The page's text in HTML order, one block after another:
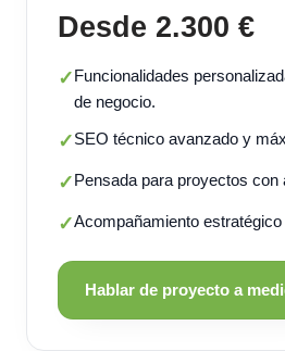
Desde 2.300 €
✓Funcionalidades
de negocio.
✓SEO técnico avanzado y
✓Pensada para proyectos con
✓Acompañamiento estratégico
Hablar de proyecto a